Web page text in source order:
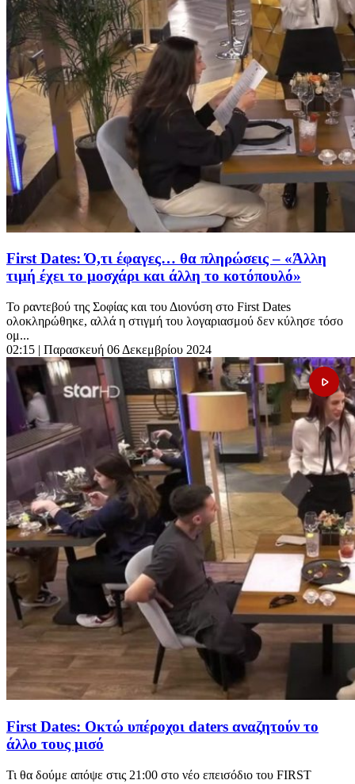
First Dates: Ό,τι έφαγες… θα πληρώσεις – «Άλλη
τιμή έχει το μοσχάρι και άλλη το κοτόπουλό»
Το ραντεβού της Σοφίας και του Διονύση στο First Dates
ολοκληρώθηκε, αλλά η στιγμή του λογαριασμού δεν κύλησε τόσο
ομ...
02:15 | Παρασκευή 06 Δεκεμβρίου 2024
First Dates: Οκτώ υπέροχοι daters αναζητούν το
άλλο τους μισό
Τι θα δούμε απόψε στις 21:00 στο νέο επεισόδιο του FIRST